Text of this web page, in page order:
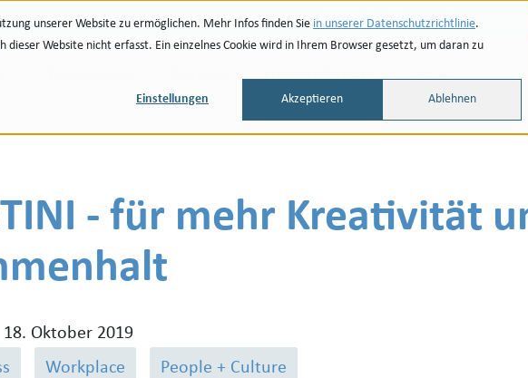
unserer Website zu ermöglichen. Mehr Infos finden Sie in unserer Datenschutzrichtlinie.
Website nicht erfasst. Ein einzelnes Cookie wird in Ihrem Browser gesetzt, um daran zu
Einstellungen Akzeptieren Ablehnen
Unternehmen Blog
- für mehr Kreativität
18. Oktober 2019
Workplace People + Culture